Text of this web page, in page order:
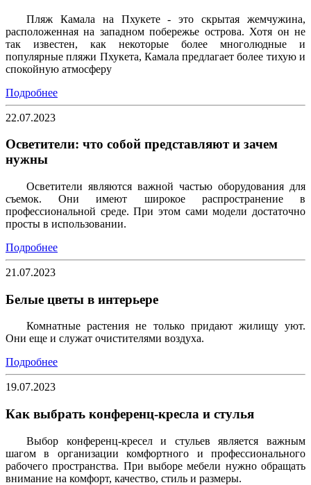
Пляж Камала на Пхукете - это скрытая жемчужина,
расположенная на западном побережье острова. Хотя он не
так известен, как некоторые более многолюдные и
популярные пляжи Пхукета, Камала предлагает более тихую и
спокойную атмосферу
Подробнее
22.07.2023
Осветители: что собой представляют и зачем
нужны
Осветители являются важной частью оборудования для
съемок. Они имеют широкое распространение в
профессиональной среде. При этом сами модели достаточно
просты в использовании.
Подробнее
21.07.2023
Белые цветы в интерьере
Комнатные растения не только придают жилищу уют.
Они еще и служат очистителями воздуха.
Подробнее
19.07.2023
Как выбрать конференц-кресла и стулья
Выбор конференц-кресел и стульев является важным
шагом в организации комфортного и профессионального
рабочего пространства. При выборе мебели нужно обращать
внимание на комфорт, качество, стиль и размеры.